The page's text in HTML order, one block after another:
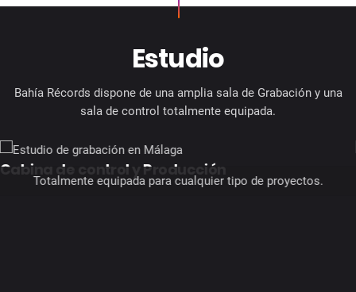
Estudio
Bahía Récords dispone de una amplia sala de Grabación y una
sala de control totalmente equipada.
Sala de Grabación
Amplia Sala de Grabación para formaciones
personas.